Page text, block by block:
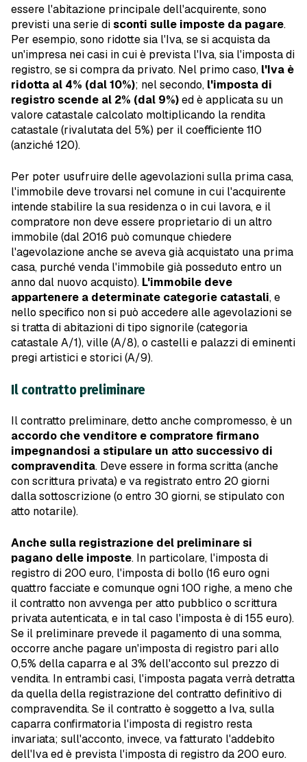
essere l'abitazione principale dell'acquirente, sono
previsti una serie disconti sulle imposte da pagare.
Per esempio, sono ridotte sia l'Iva, se si acquista da
un'impresa nei casi in cui è prevista l'Iva, sia l'imposta di
registro, se si compra da privato. Nel primo caso, l'Iva è
ridotta al 4% (dal 10%); nel secondo, l'imposta di
registro scende al 2% (dal 9%)ed è applicata su un
valore catastale calcolato moltiplicando la rendita
catastale (rivalutata del 5%) per il coefficiente 110
(anziché 120).
Per poter usufruire delle agevolazioni sulla prima casa,
l'immobile deve trovarsi nel comune in cui l'acquirente
intende stabilire la sua residenza o in cui lavora, e il
compratore non deve essere proprietario di un altro
immobile (dal 2016 può comunque chiedere
l'agevolazione anche se aveva già acquistato una prima
casa, purché venda l'immobile già posseduto entro un
anno dal nuovo acquisto). L'immobile deve
appartenere a determinate categorie catastali, e
nello specifico non si può accedere alle agevolazioni se
si tratta di abitazioni di tipo signorile (categoria
catastale A/1), ville (A/8), o castelli e palazzi di eminenti
pregi artistici e storici (A/9).
Il contratto preliminare
Il contratto preliminare, detto anche compromesso, è un
accordo che venditore e compratore firmano
impegnandosi a stipulare un atto successivo di
compravendita. Deve essere in forma scritta (anche
con scrittura privata) e va registrato entro 20 giorni
dalla sottoscrizione (o entro 30 giorni, se stipulato con
atto notarile).
Anche sulla registrazione del preliminare si
pagano delle imposte. In particolare, l'imposta di
registro di 200 euro, l'imposta di bollo (16 euro ogni
quattro facciate e comunque ogni 100 righe, a meno che
il contratto non avvenga per atto pubblico o scrittura
privata autenticata, e in tal caso l'imposta è di 155 euro).
Se il preliminare prevede il pagamento di una somma,
occorre anche pagare un'imposta di registro pari allo
0,5% della caparra e al 3% dell'acconto sul prezzo di
vendita. In entrambi casi, l'imposta pagata verrà detratta
da quella della registrazione del contratto definitivo di
compravendita. Se il contratto è soggetto a Iva, sulla
caparra confirmatoria l'imposta di registro resta
invariata; sull'acconto, invece, va fatturato l'addebito
dell'Iva ed è prevista l'imposta di registro da 200 euro.